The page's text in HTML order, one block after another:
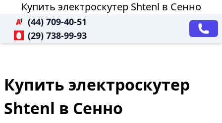
Купить электроскутер Shtenl в Сенно
(44) 709-40-51
(29) 738-99-93
Купить электроскутер
Shtenl в Сенно